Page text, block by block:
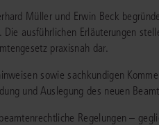
Lösungen und Inhalte, die zu Ihrem
BUSINESS
für Unternehmen, Institutionen
.
und Verbände
SERVICES
Müller und Erwin Beck
Die ausführlichen Erläuterungen
praxisnah dar.
sowie sachkundigen
und Auslegung des neuen
Regelungen –